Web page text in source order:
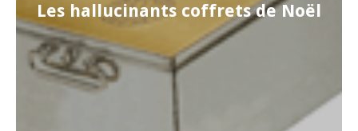
Les hallucinants coffrets de Noël